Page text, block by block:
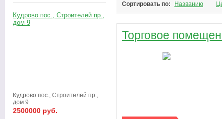
Кудрово пос., Строителей пр.,
дом 9
Кудрово пос., Строителей пр.,
дом 9
2500000 руб.
Сортировать по: Названию
Торговое